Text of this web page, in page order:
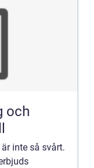
och
inte så svårt.